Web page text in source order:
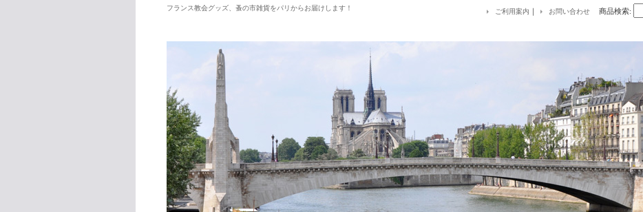
フランス教会グッズ、蚤の市雑貨をパリからお届けします！ ご利用案内 ｜ お問い合わせ 商品検索: